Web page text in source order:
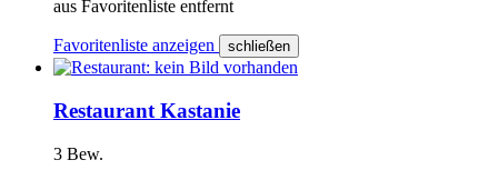
aus Favoritenliste entfernt
Favoritenliste anzeigen schließen
Restaurant Kastanie
3 Bew.